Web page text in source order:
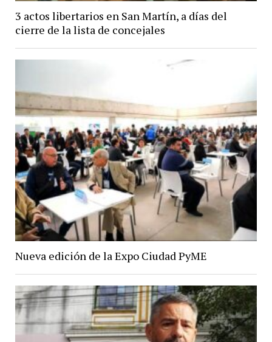
3 actos libertarios en San Martín, a días del
cierre de la lista de concejales
Nueva edición de la Expo Ciudad PyME